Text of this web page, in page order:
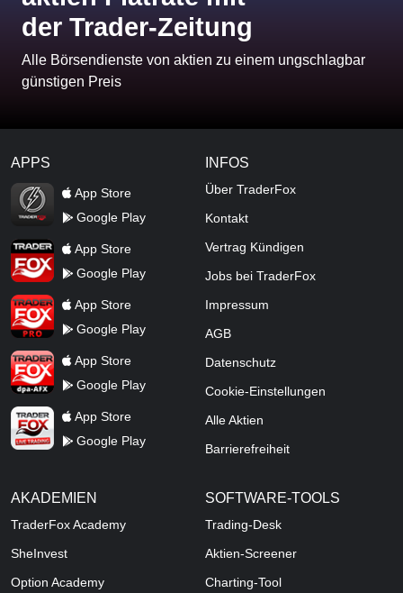
der Trader-Zeitung
Alle Börsendienste von aktien zu einem ungschlagbar
günstigen Preis
APPS
TraderFox Flash
App Store
Google Play
TraderFox AppApp Store
Google Play
TraderFox ProApp Store
Google Play
TraderFox dpa-AFX ProFeed
App Store
Google Play
TraderFox Live Trading
App Store
Google Play
INFOS
Über TraderFox
Kontakt
Vertrag Kündigen
Jobs bei TraderFox
Impressum
AGB
Datenschutz
Cookie-Einstellungen
Alle Aktien
Barrierefreiheit
AKADEMIEN
TraderFox Academy
SheInvest
Option Academy
SOFTWARE-TOOLS
Trading-Desk
Aktien-Screener
Charting-Tool